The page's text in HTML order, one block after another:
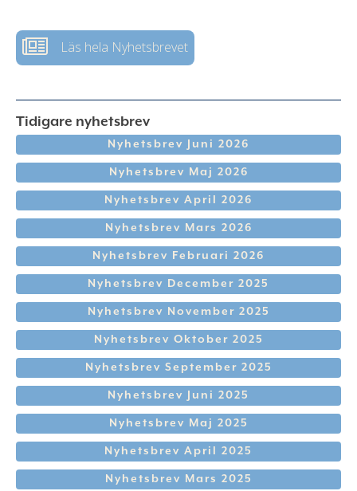
Läs hela Nyhetsbrevet
Tidigare nyhetsbrev
Nyhetsbrev Juni 2026
Nyhetsbrev Maj 2026
Nyhetsbrev April 2026
Nyhetsbrev Mars 2026
Nyhetsbrev Februari 2026
Nyhetsbrev December 2025
Nyhetsbrev November 2025
Nyhetsbrev Oktober 2025
Nyhetsbrev September 2025
Nyhetsbrev Juni 2025
Nyhetsbrev Maj 2025
Nyhetsbrev April 2025
Nyhetsbrev Mars 2025